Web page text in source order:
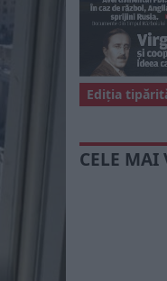
Ediția
CELE MAI